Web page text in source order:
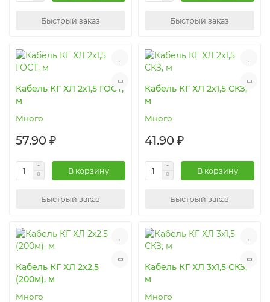
Быстрый заказ Быстрый заказ
Кабель КГ ХЛ 2х1,5 ГОСТ,
м
Много
57.90 ₽
В корзину
Быстрый заказ
Кабель КГ ХЛ 2х1,5 СКЗ,
м
Много
41.90 ₽
В корзину
Быстрый заказ
Кабель КГ ХЛ 2х2,5
(200м), м
Много
Кабель КГ ХЛ 3x1,5 СКЗ,
м
Много